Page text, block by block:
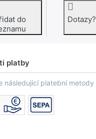
do
Dotazy?
platby
následující platební metody